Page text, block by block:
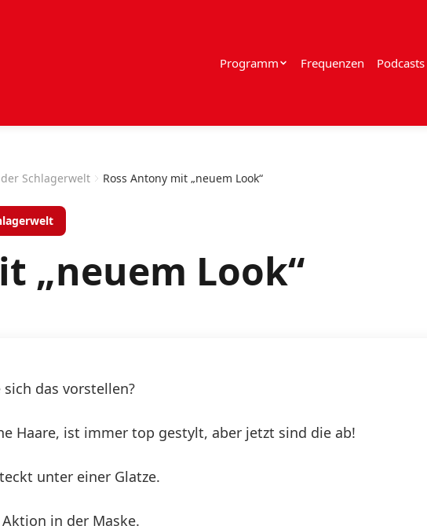
Programm Frequenzen Podcasts
Schlagerwelt Ross Antony mit „neuem Look“
„neuem Look“
das vorstellen?
Haare, ist immer top gestylt, aber jetzt sind die ab!
unter einer Glatze.
in der Maske.